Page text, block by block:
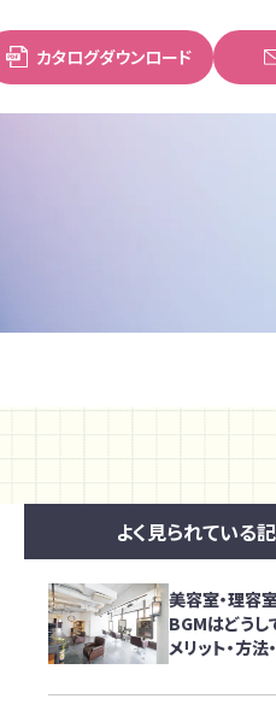
カタログダウンロード
よく見られている
美容室・理容
BGMはどうし
メリット・方法